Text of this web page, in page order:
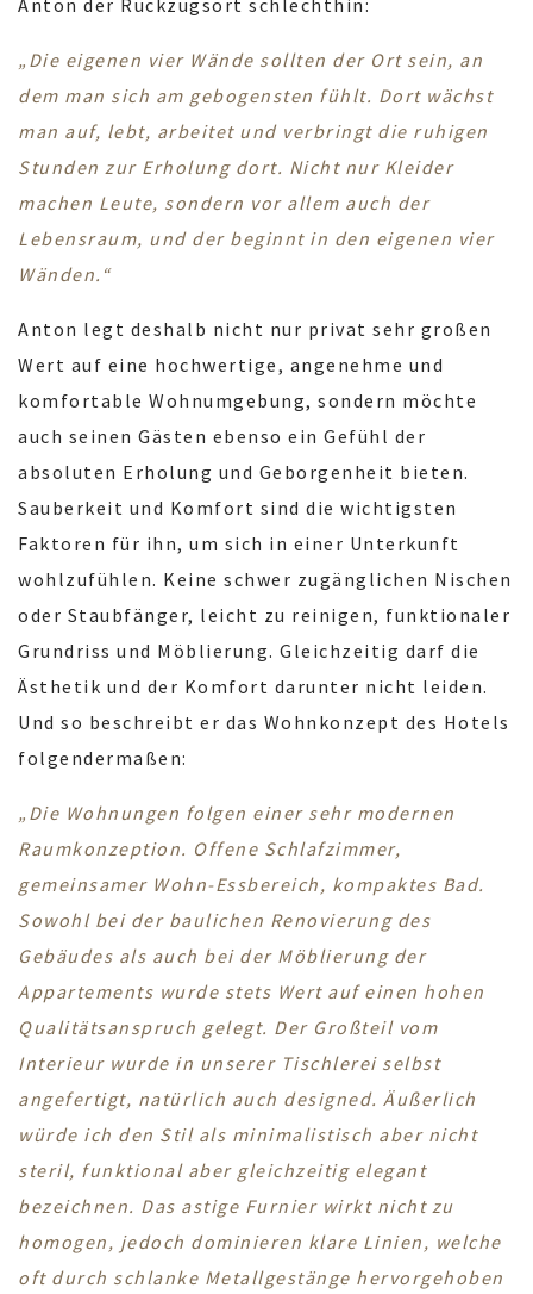
„Die eigenen vier Wände sollten der Ort sein, an
dem man sich am gebogensten fühlt. Dort wächst
man auf, lebt, arbeitet und verbringt die ruhigen
Stunden zur Erholung dort. Nicht nur Kleider
machen Leute, sondern vor allem auch der
Lebensraum, und der beginnt in den eigenen vier
Wänden.“
Anton legt deshalb nicht nur privat sehr großen
Wert auf eine hochwertige, angenehme und
komfortable Wohnumgebung, sondern möchte
auch seinen Gästen ebenso ein Gefühl der
absoluten Erholung und Geborgenheit bieten.
Sauberkeit und Komfort sind die wichtigsten
Faktoren für ihn, um sich in einer Unterkunft
wohlzufühlen. Keine schwer zugänglichen Nischen
oder Staubfänger, leicht zu reinigen, funktionaler
Grundriss und Möblierung. Gleichzeitig darf die
Ästhetik und der Komfort darunter nicht leiden.
Und so beschreibt er das Wohnkonzept des Hotels
folgendermaßen:
„Die Wohnungen folgen einer sehr modernen
Raumkonzeption. Offene Schlafzimmer,
gemeinsamer Wohn-Essbereich, kompaktes Bad.
Sowohl bei der baulichen Renovierung des
Gebäudes als auch bei der Möblierung der
Appartements wurde stets Wert auf einen hohen
Qualitätsanspruch gelegt. Der Großteil vom
Interieur wurde in unserer Tischlerei selbst
angefertigt, natürlich auch designed. Äußerlich
würde ich den Stil als minimalistisch aber nicht
steril, funktional aber gleichzeitig elegant
bezeichnen. Das astige Furnier wirkt nicht zu
homogen, jedoch dominieren klare Linien, welche
oft durch schlanke Metallgestänge hervorgehoben